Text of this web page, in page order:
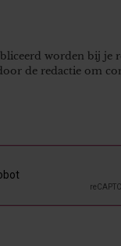
worden bij je
de redactie om